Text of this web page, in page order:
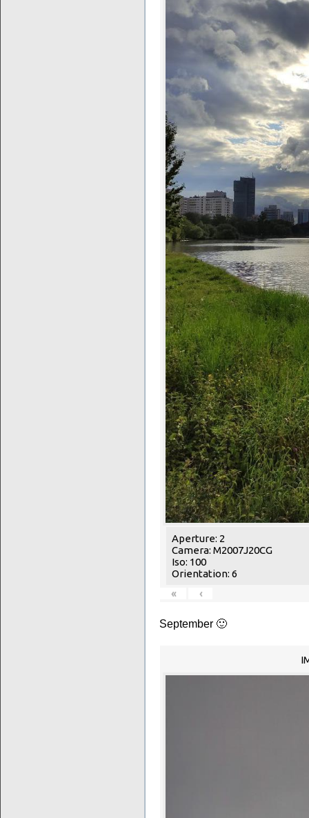
Aperture: 2
Camera: M2007J20CG
Iso: 100
Orientation: 6
«
‹
September 🙂